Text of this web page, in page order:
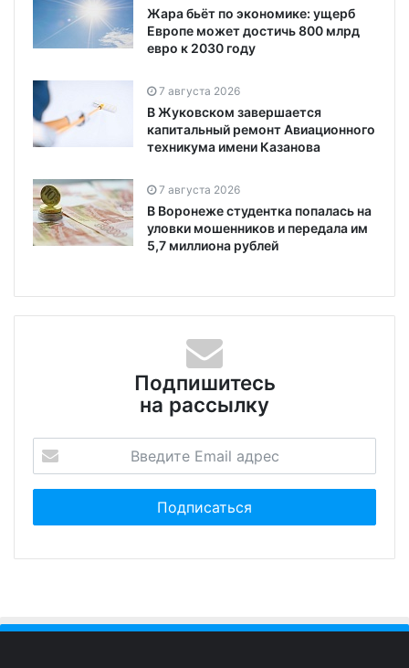
Жара бьёт по экономике: ущерб
Европе может достичь 800 млрд
евро к 2030 году
7 августа 2026
В Жуковском завершается
капитальный ремонт Авиационного
техникума имени Казанова
7 августа 2026
В Воронеже студентка попалась на
уловки мошенников и передала им
5,7 миллиона рублей
Подпишитесь
на рассылку